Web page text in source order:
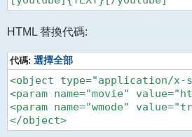
HTML 替換代碼:
代碼: 選擇全部
<object type="application/x-
<param name="movie"
<param name="wmode"